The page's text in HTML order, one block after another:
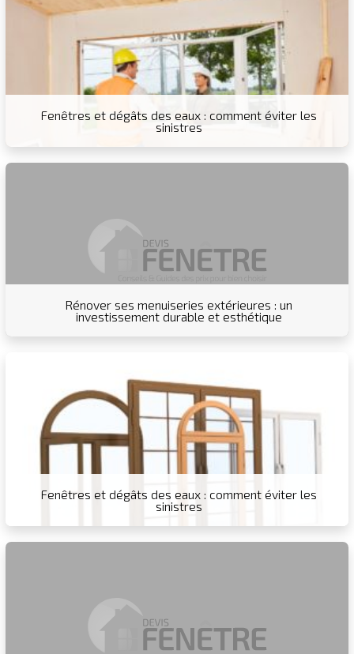
Fenêtres et dégâts des eaux : comment éviter les
sinistres
Rénover ses menuiseries extérieures : un
investissement durable et esthétique
Fenêtres et dégâts des eaux : comment éviter les
sinistres